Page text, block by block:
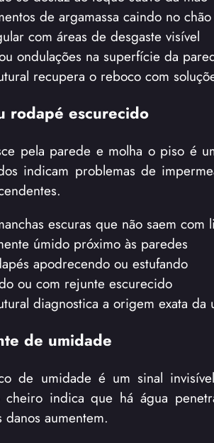
de argamassa caindo no chão
com áreas de desgaste visível
ondulações na superfície da
recupera o reboco com
rodapé escurecido
pela parede e molha o piso é
indicam problemas de
escuras que não saem com
úmido próximo às paredes
apodrecendo ou estufando
ou com rejunte escurecido
diagnostica a origem exata da
de umidade
de umidade é um sinal
cheiro indica que há água
aumentem.